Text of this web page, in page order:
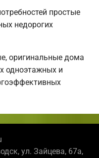
простые
недорогих
оригинальные дома
одноэтажных и
ул. Зайцева, 67а,